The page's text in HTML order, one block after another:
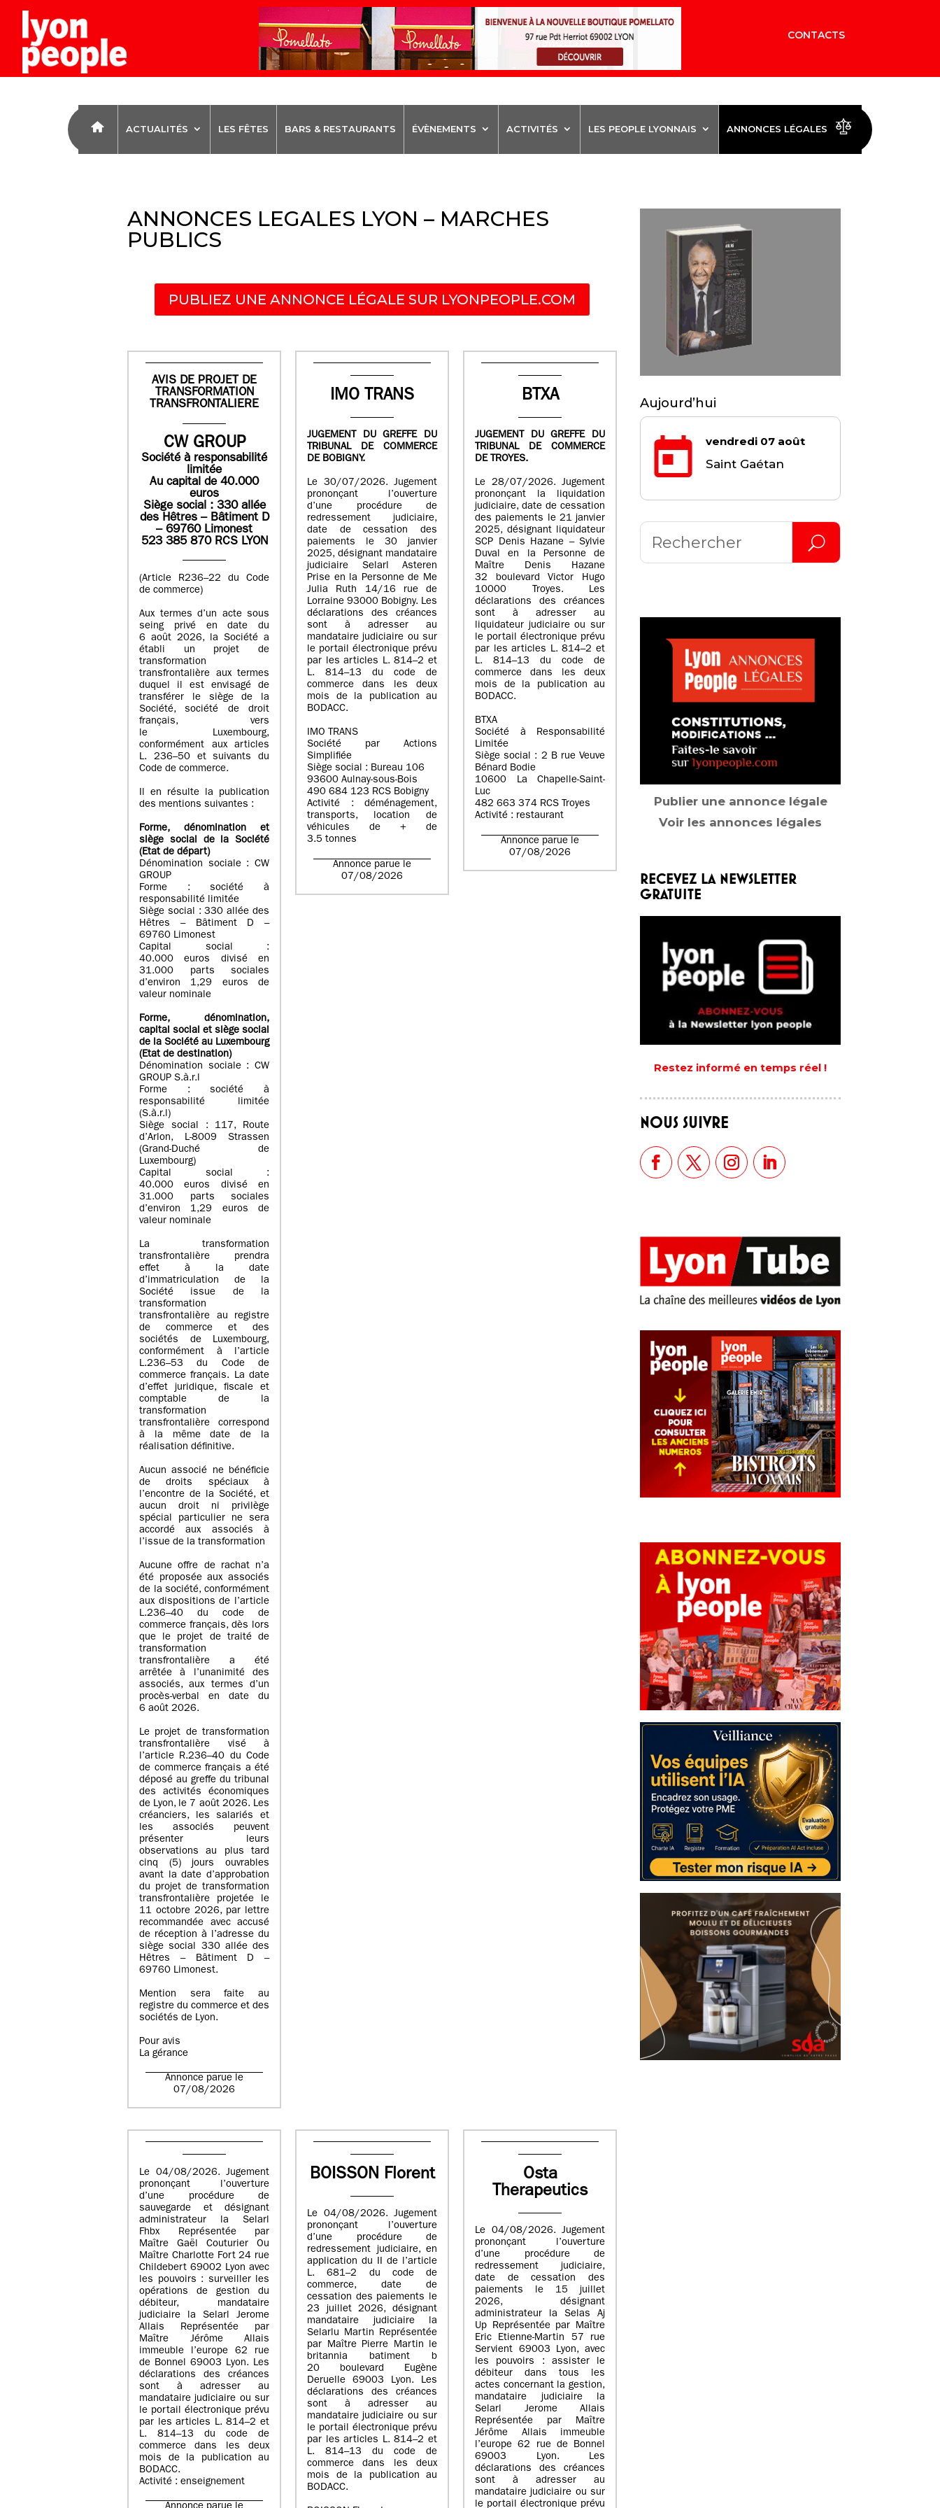
CONTACTS
ACTUALITÉS LES FÊTES BARS & RESTAURANTS ÉVÈNEMENTS ACTIVITÉS LES PEOPLE LYONNAIS ANNONCES LÉGALES
ANNONCES LEGALES LYON – MARCHES
PUBLICS
PUBLIEZ UNE ANNONCE LÉGALE SUR LYONPEOPLE.COM
AVIS DE PROJET DE
TRANSFORMATION
TRANSFRONTALIERE
CW GROUP
Société à responsabilité
limitée
Au capital de 40.000
euros
Siège social : 330 allée
des Hêtres – Bâtiment D
– 69760 Limonest
523 385 870 RCS LYON
(Article R236–22 du Code
de commerce)
Aux termes d’un acte sous
seing privé en date du
6 août 2026, la Société a
établi un projet de
transformation
transfrontalière aux termes
duquel il est envisagé de
transférer le siège de la
Société, société de droit
français, vers
le Luxembourg,
conformément aux articles
L. 236–50 et suivants du
Code de commerce.
Il en résulte la publication
des mentions suivantes :
Forme, dénomination et
siège social de la Société
(Etatde départ)
Dénomination sociale : CW
GROUP
Forme : société à
responsabilité limitée
Siège social : 330 allée des
Hêtres – Bâtiment D –
69760 Limonest
Capital social :
40.000 euros divisé en
31.000 parts sociales
d’environ 1,29 euros de
valeur nominale
Forme, dénomination,
capital social et siège social
de la Société au Luxembourg
(Etat de destination)
Dénomination sociale : CW
GROUP S.à.r.l
Forme : société à
responsabilité limitée
(S.à.r.l)
Siège social : 117, Route
d’Arlon, L-8009 Strassen
(Grand-Duché de
Luxembourg)
Capital social :
40.000 euros divisé en
31.000 parts sociales
d’environ 1,29 euros de
valeur nominale
La transformation
transfrontalière prendra
effet à la date
d’immatriculation de la
Société issue de la
transformation
transfrontalière au registre
de commerce et des
sociétés de Luxembourg,
conformément à l’article
L.236–53 du Code de
commerce français. La date
d’effet juridique, fiscale et
comptable de la
transformation
transfrontalière correspond
à la même date de la
réalisation définitive.
Aucun associé ne bénéficie
de droits spéciaux à
l’encontre de la Société, et
aucun droit ni privilège
spécial particulier ne sera
accordé aux associés à
l’issue de la transformation
Aucune offre de rachat n’a
été proposée aux associés
de la société, conformément
aux dispositions de l’article
L.236–40 du code de
commerce français, dès lors
que le projet de traité de
transformation
transfrontalière a été
arrêtée à l’unanimité des
associés, aux termes d’un
procès-verbal en date du
6 août 2026.
Le projet de transformation
transfrontalière visé à
l’article R.236–40 du Code
de commerce français a été
déposé au greffe du tribunal
des activités économiques
de Lyon, le 7 août 2026. Les
créanciers, les salariés et
les associés peuvent
présenter leurs
observations au plus tard
cinq (5) jours ouvrables
avant la date d’approbation
du projet de transformation
transfrontalière projetée le
11 octobre 2026, par lettre
recommandée avec accusé
de réception à l’adresse du
siège social 330 allée des
Hêtres – Bâtiment D –
69760 Limonest.
Mention sera faite au
registre du commerce et des
sociétés de Lyon.
Pour avis
La gérance
Annonce parue le
07/08/2026
IMO TRANS
JUGEMENT DU GREFFE DU
TRIBUNAL DE COMMERCE
DE BOBIGNY.
Le 30/07/2026. Jugement
prononçant l’ouverture
d’une procédure de
redressement judiciaire,
date de cessation des
paiements le 30 janvier
2025, désignant mandataire
judiciaire Selarl Asteren
Prise en la Personne de Me
Julia Ruth 14/16 rue de
Lorraine 93000 Bobigny. Les
déclarations des créances
sont à adresser au
mandataire judiciaire ou sur
le portail électronique prévu
par les articles L. 814–2 et
L. 814–13 du code de
commerce dans les deux
mois de la publication au
BODACC.
IMO TRANS
Société par Actions
Simplifiée
Siège social : Bureau 106
93600 Aulnay-sous-Bois
490 684 123 RCS Bobigny
Activité : déménagement,
transports, location de
véhicules de + de
3.5 tonnes
Annonce parue le
07/08/2026
BTXA
JUGEMENT DU GREFFE DU
TRIBUNAL DE COMMERCE
DE TROYES.
Le 28/07/2026. Jugement
prononçant la liquidation
judiciaire, date de cessation
des paiements le 21 janvier
2025, désignant liquidateur
SCP Denis Hazane – Sylvie
Duval en la Personne de
Maître Denis Hazane
32 boulevard Victor Hugo
10000 Troyes. Les
déclarations des créances
sont à adresser au
liquidateur judiciaire ou sur
le portail électronique prévu
par les articles L. 814–2 et
L. 814–13 du code de
commerce dans les deux
mois de la publication au
BODACC.
BTXA
Société à Responsabilité
Limitée
Siège social : 2 B rue Veuve
Bénard Bodie
10600 La Chapelle-Saint-
Luc
482 663 374 RCS Troyes
Activité : restaurant
Annonce parue le
07/08/2026
Le 04/08/2026. Jugement
prononçant l’ouverture
d’une procédure de
sauvegarde et désignant
administrateur la Selarl
Fhbx Représentée par
Maître Gaël Couturier Ou
Maître Charlotte Fort 24 rue
Childebert 69002 Lyon avec
les pouvoirs : surveiller les
opérations de gestion du
débiteur, mandataire
judiciaire la Selarl Jerome
Allais Représentée par
Maître Jérôme Allais
immeuble l’europe 62 rue
de Bonnel 69003 Lyon. Les
déclarations des créances
sont à adresser au
mandataire judiciaire ou sur
le portail électronique prévu
par les articles L. 814–2 et
L. 814–13 du code de
commerce dans les deux
mois de la publication au
BODACC.
Activité : enseignement
BOISSON Florent
Le 04/08/2026. Jugement
prononçant l’ouverture
d’une procédure de
redressement judiciaire, en
application du II de l’article
L. 681–2 du code de
commerce, date de
cessation des paiements le
23 juillet 2026, désignant
mandataire judiciaire la
Selarlu Martin Représentée
par Maître Pierre Martin le
britannia batiment b
20 boulevard Eugène
Deruelle 69003 Lyon. Les
déclarations des créances
sont à adresser au
mandataire judiciaire ou sur
le portail électronique prévu
par les articles L. 814–2 et
L. 814–13 du code de
commerce dans les deux
mois de la publication au
BODACC.
Osta
Therapeutics
Le 04/08/2026. Jugement
prononçant l’ouverture
d’une procédure de
redressement judiciaire,
date de cessation des
paiements le 15 juillet
2026, désignant
administrateur la Selas Aj
Up Représentée par Maître
Eric Etienne-Martin 57 rue
Servient 69003 Lyon, avec
les pouvoirs : assister le
débiteur dans tous les
actes concernant la gestion,
mandataire judiciaire la
Selarl Jerome Allais
Représentée par Maître
Jérôme Allais immeuble
l’europe 62 rue de Bonnel
69003 Lyon. Les
déclarations des créances
sont à adresser au
mandataire judiciaire ou sur
le portail électronique prévu
Aujourd’hui
vendredi 07 août
Saint Gaétan
Publier une annonce légale
Voir les annonces légales
RECEVEZ LA NEWSLETTER
GRATUITE
Restez informé en temps réel !
NOUS SUIVRE